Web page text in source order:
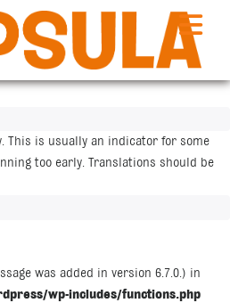
was called
This is usually an indicator for some
too early. Translations should be
was added in version 6.7.0.) in
wp-includes/functions.php